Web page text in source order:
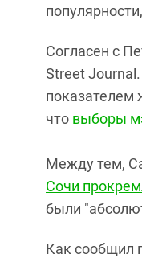
Согласен с
Street
показателем
что выборы
Между тем,
Сочи
были
Как сообщил